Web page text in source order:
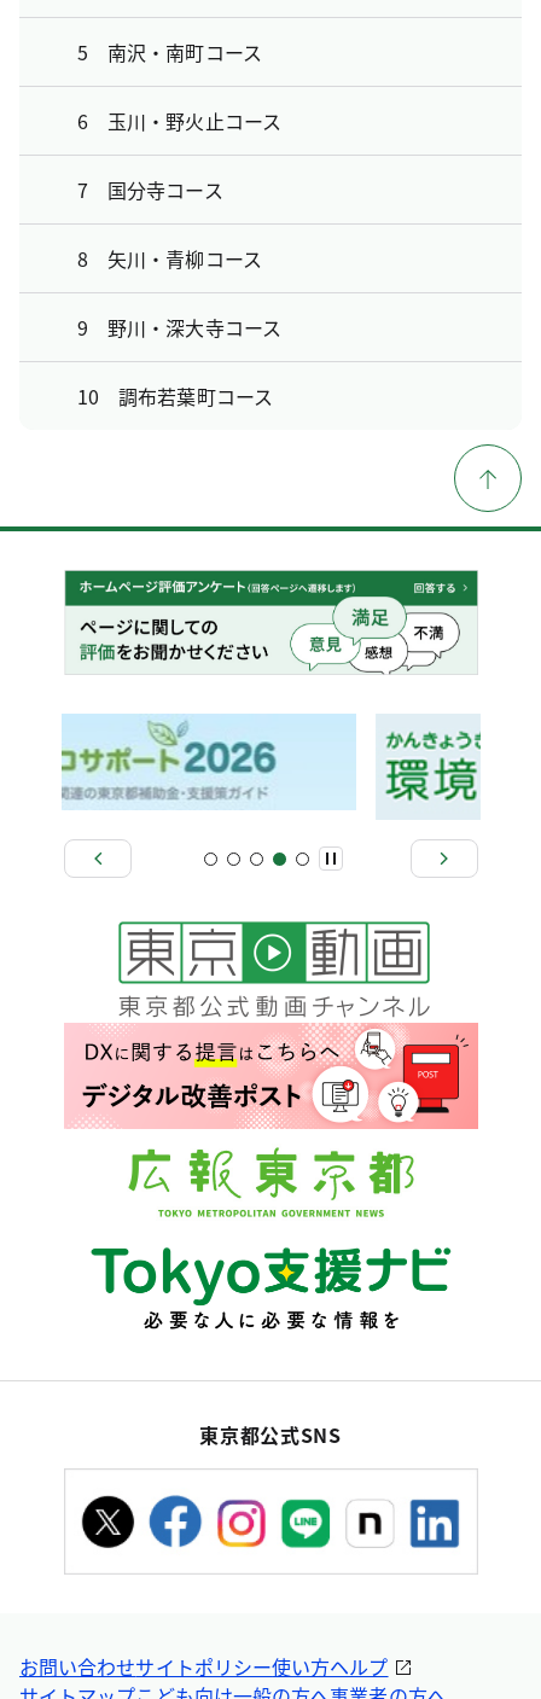
5 南沢・南町コース
6 玉川・野火止コース
7 国分寺コース
8 矢川・青柳コース
9 野川・深大寺コース
10 調布若葉町コース
東京都公式SNS
お問い合わせサイトポリシー使い方ヘルプ